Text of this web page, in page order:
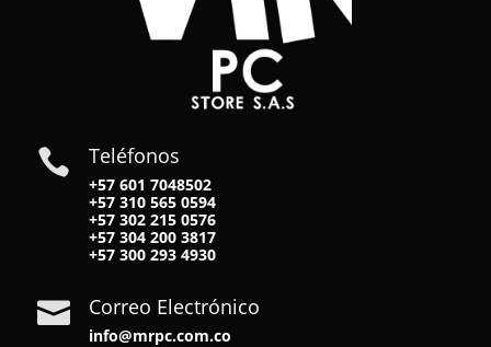
 Teléfonos
+57 601 7048502
+57310 565 0594
+57302 215 0576
+57304 200 3817
+57300 293 4930
 Correo Electrónico
info@mrpc.com.co